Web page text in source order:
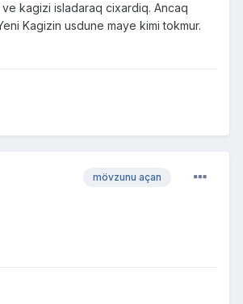
ve kagizi isladaraq cixardiq. Ancaq
Kagizin usdune maye kimi tokmur.
mövzunu açan